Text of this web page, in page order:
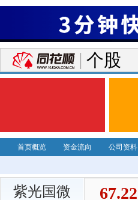
个股
首页概览 资金流向 公司资料
紫光国微